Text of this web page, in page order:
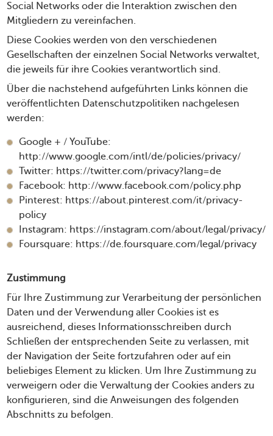
Social Networks oder die Interaktion zwischen den
Mitgliedern zu vereinfachen.
Diese Cookies werden von den verschiedenen
Gesellschaften der einzelnen Social Networks verwaltet,
die jeweils für ihre Cookies verantwortlich sind.
Über die nachstehend aufgeführten Links können die
veröffentlichten Datenschutzpolitiken nachgelesen
werden:
Google + / YouTube:
http://www.google.com/intl/de/policies/privacy/
Twitter: https://twitter.com/privacy?lang=de
Facebook: http://www.facebook.com/policy.php
Pinterest: https://about.pinterest.com/it/privacy-
policy
Instagram: https://instagram.com/about/legal/privacy/
Foursquare: https://de.foursquare.com/legal/privacy
Zustimmung
Für Ihre Zustimmung zur Verarbeitung der persönlichen
Daten und der Verwendung aller Cookies ist es
ausreichend, dieses Informationsschreiben durch
Schließen der entsprechenden Seite zu verlassen, mit
der Navigation der Seite fortzufahren oder auf ein
beliebiges Element zu klicken. Um Ihre Zustimmung zu
verweigern oder die Verwaltung der Cookies anders zu
konfigurieren, sind die Anweisungen des folgenden
Abschnitts zu befolgen.